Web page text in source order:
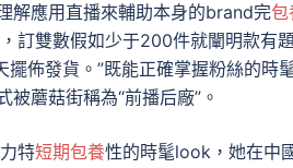
解應用直播來輔助本身的brand完包
訂雙數假如少于200件就闡明款有
佈發貨。”既能正確掌握粉絲的時
被蘑菇街稱為“前播后廠”。
特短期包養性的時髦look，她在中